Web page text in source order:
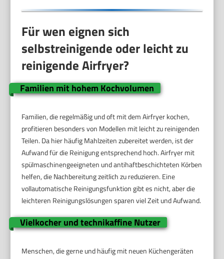
Für wen eignen sich
selbstreinigende oder leicht zu
reinigende Airfryer?
Familien mit hohem Kochvolumen
Familien, die regelmäßig und oft mit dem Airfryer kochen,
profitieren besonders von Modellen mit leicht zu reinigenden
Teilen. Da hier häufig Mahlzeiten zubereitet werden, ist der
Aufwand für die Reinigung entsprechend hoch. Airfryer mit
spülmaschinengeeigneten und antihaftbeschichteten Körben
helfen, die Nachbereitung zeitlich zu reduzieren. Eine
vollautomatische Reinigungsfunktion gibt es nicht, aber die
leichteren Reinigungslösungen sparen viel Zeit und Aufwand.
Vielkocher und technikaffine Nutzer
Menschen, die gerne und häufig mit neuen Küchengeräten